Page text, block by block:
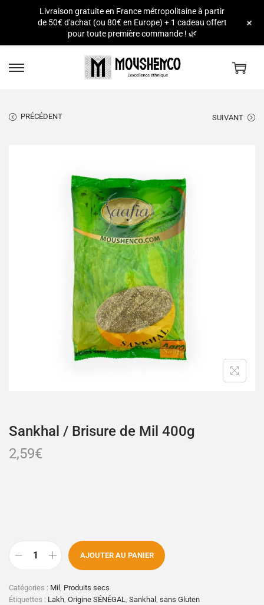
PRÉCÉDENT SUIVANT
Sankhal / Brisure de Mil 400g
2,59€
AJOUTER AU PANIER
Catégories : Mil
Produits secs
Étiquettes : Lakh Origine SÉNÉGAL Sankhal sans Gluten
Livraison gratuite en France métropolitaine à partir
de 50€ d'achat (ou 80€ en Europe) + 1 cadeau offert
pour toute première commande ! 🌿
+